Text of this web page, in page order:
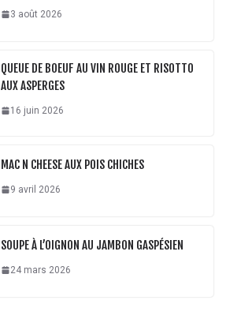
3 août 2026
QUEUE DE BOEUF AU VIN ROUGE ET RISOTTO
AUX ASPERGES
16 juin 2026
MAC N CHEESE AUX POIS CHICHES
9 avril 2026
SOUPE À L’OIGNON AU JAMBON GASPÉSIEN
24 mars 2026